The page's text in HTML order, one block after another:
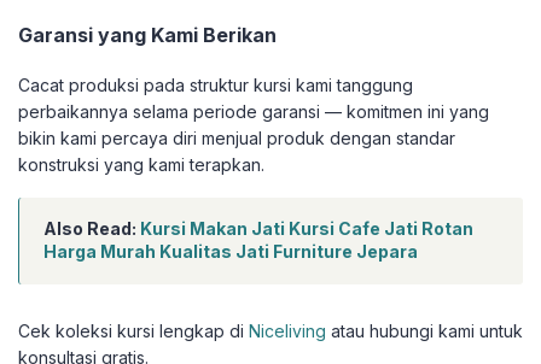
Garansi yang Kami Berikan
Cacat produksi pada struktur kursi kami tanggung
perbaikannya selama periode garansi — komitmen ini yang
bikin kami percaya diri menjual produk dengan standar
konstruksi yang kami terapkan.
Also Read: Kursi Makan Jati Kursi Cafe Jati Rotan
Harga Murah Kualitas Jati Furniture Jepara
Cek koleksi kursi lengkap di Niceliving atau hubungi kami untuk
konsultasi gratis.